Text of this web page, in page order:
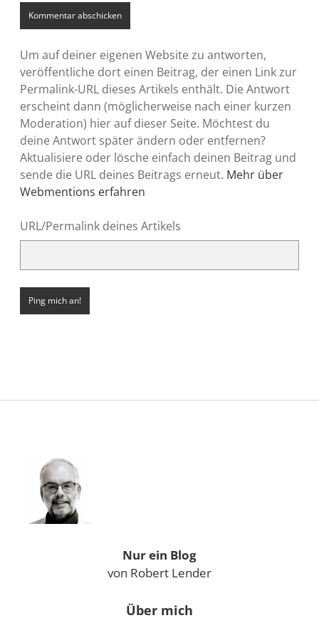
Um auf deiner eigenen Website zu antworten,
veröffentliche dort einen Beitrag, der einen Link zur
Permalink-URL dieses Artikels enthält. Die Antwort
erscheint dann (möglicherweise nach einer kurzen
Moderation) hier auf dieser Seite. Möchtest du
deine Antwort später ändern oder entfernen?
Aktualisiere oder lösche einfach deinen Beitrag und
sende die URL deines Beitrags erneut. Mehr über
Webmentions erfahren
URL/Permalink deines Artikels
Sidebar
Nur ein Blog
von Robert Lender
Über mich